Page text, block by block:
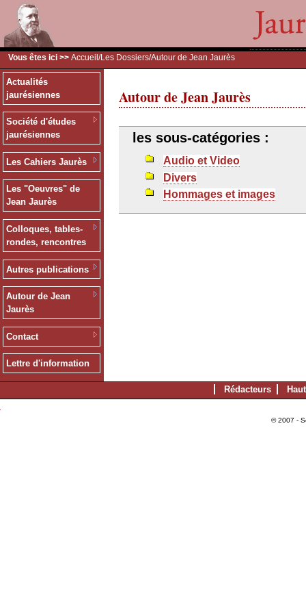
Vous êtes ici >> Accueil /Les Dossiers/Autour de Jean Jaurès
Actualités
jaurésiennes
Société d'études
jaurésiennes
Les Cahiers Jaurès
Les "Oeuvres" de
Jean Jaurès
Colloques, tables-
rondes, rencontres
Autres publications
Autour de Jean
Jaurès
Contact
Lettre d'information
Autour de Jean Jaurès
les sous-catégories :
Audio et Video
Divers
Hommages et images
Rédacteurs
© 2007 -